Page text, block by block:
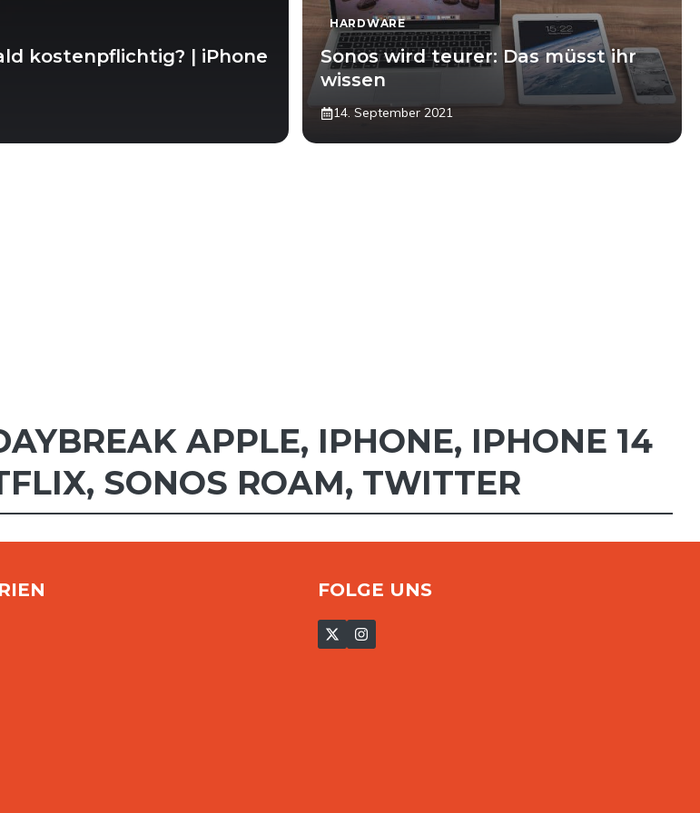
kostenpflichtig? | iPhone
HARDWARE
Sonos wird teurer: Das müsst ihr
wissen
14. September 2021
APPLE, IPHONE, IPHONE 14
, SONOS ROAM, TWITTER
FOLGE UNS